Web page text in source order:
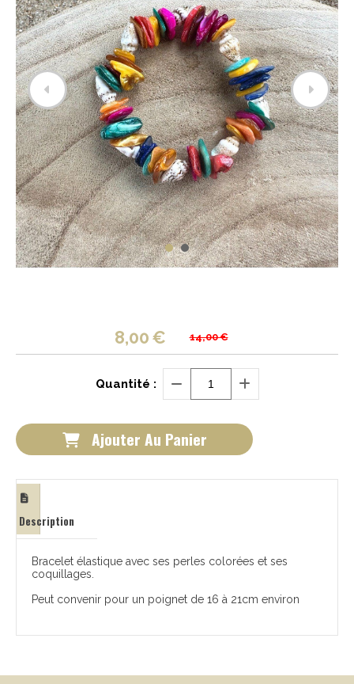
Quantité :
8,00€ 14,00€
Ajouter Au Panier
Description
Bracelet élastique avec ses perles colorées et ses
coquillages.
Peut convenir pour un poignet de 16 à 21cm environ